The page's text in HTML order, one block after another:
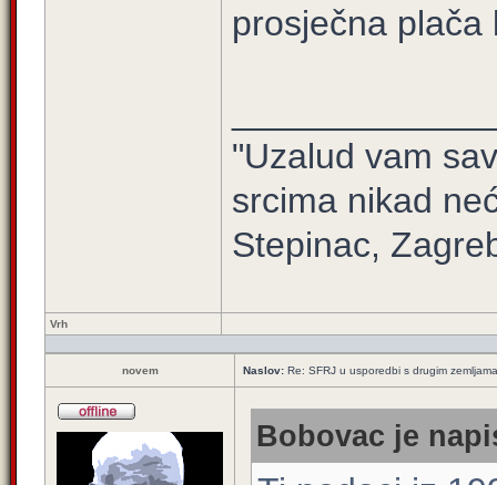
prosječna plača
"Uzalud vam
srcima nikad
Stepinac,
Vrh
novem Naslov: Re: SFRJ u usporedbi s drugim zemljama
Bobovac je